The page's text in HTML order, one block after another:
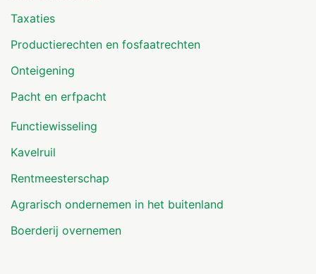
Taxaties
Productierechten en fosfaatrechten
Onteigening
Pacht en erfpacht
Functiewisseling
Kavelruil
Rentmeesterschap
Agrarisch ondernemen in het buitenland
Boerderij overnemen